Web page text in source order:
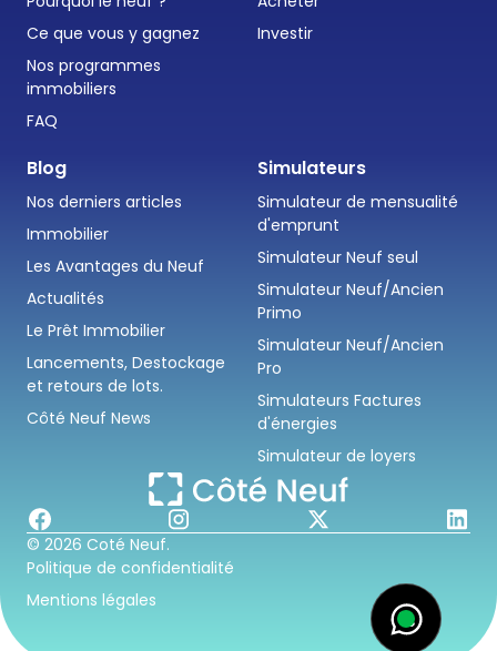
Ce que vous y gagnez
Nos programmes
immobiliers
FAQ
Investir
Blog
Nos derniers articles
Immobilier
Les Avantages du Neuf
Actualités
Le Prêt Immobilier
Lancements, Destockage
et retours de lots.
Côté Neuf News
Simulateurs
Simulateur de mensualité
d'emprunt
Simulateur Neuf seul
Simulateur Neuf/Ancien
Primo
Simulateur Neuf/Ancien
Pro
Simulateurs Factures
d'énergies
Simulateur de loyers
© 2026 Coté Neuf.
Politique de confidentialité
Mentions légales